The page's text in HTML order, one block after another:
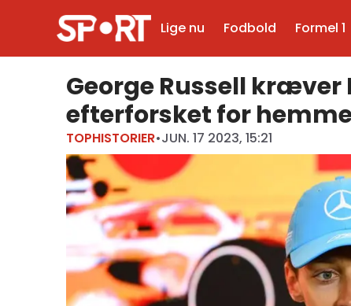
Lige nu Fodbold Formel 1
George Russell kræver
efterforsket for
TOPHISTORIER•JUN. 17 2023, 15:21